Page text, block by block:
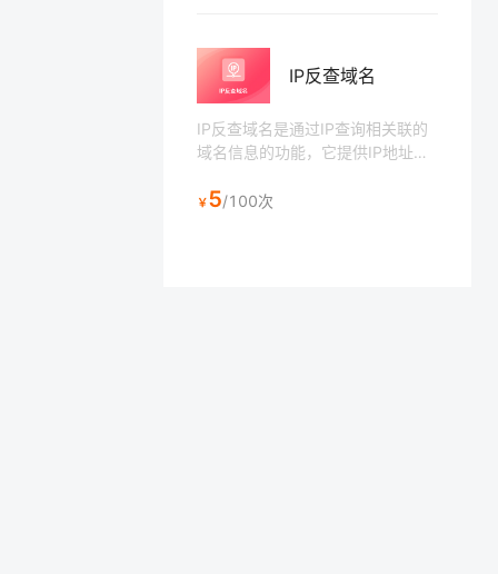
IP反查域名
IP反查域名是通过IP查询相关联的
域名信息的功能，它提供IP地址历
的是，IP和域名之间的关系可能会
￥5/100次